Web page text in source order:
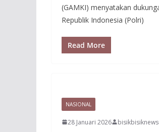
(GAMKI) menyatakan
Republik Indonesia (Polri)
Read More
NASIONAL
28 Januari 2026